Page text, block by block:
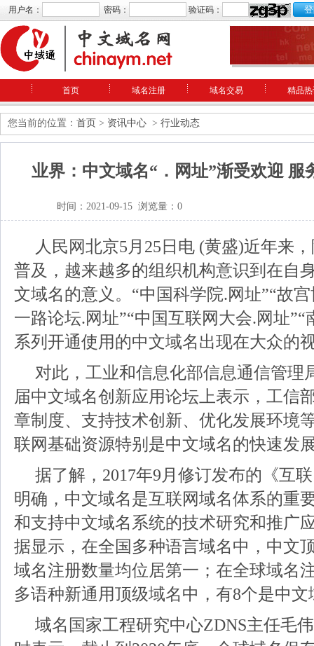
用户名： 密码： 验证码：
首页 域名注册 域名交易 精品
您当前的位置： 首页 > 资讯中心 > 行业动态
业界：中文域名“．网址”渐受欢迎 服
时间：2021-09-15 浏览量：0
人民网北京5月25日电 (黄盛)近年来
普及，越来越多的组织机构意识到在自
文域名的意义。“中国科学院.网址”“故
一路论坛.网址”“中国互联网大会.网址
系列开通使用的中文域名出现在大众的
对此，工业和信息化部信息通信管理
届中文域名创新应用论坛上表示，工信
章制度、支持技术创新、优化发展环境
联网基础资源特别是中文域名的快速发
据了解，2017年9月修订发布的《互
明确，中文域名是互联网域名体系的重
和支持中文域名系统的技术研究和推广
据显示，在全国多种语言域名中，中文
域名注册数量均位居第一；在全球域名
多语种新通用顶级域名中，有8个是中文
域名国家工程研究中心ZDNS主任毛